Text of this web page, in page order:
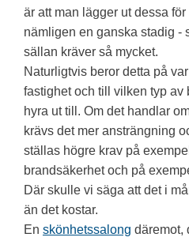
är att man lägger ut dessa
nämligen en ganska stadig -
sällan kräver så mycket.
Naturligtvis beror detta på
fastighet och till vilken typ av
hyra ut till. Om det handlar
krävs det mer ansträngning
ställas högre krav på
brandsäkerhet och på
Där skulle vi säga att det i
än det kostar.
En skönhetssalong däremot,